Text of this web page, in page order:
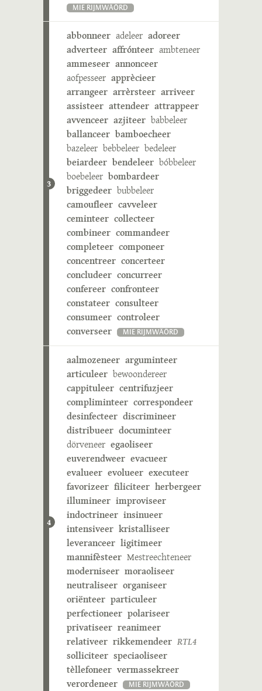
MIE RIJMWÄÖRD
3
abbonneer adeleer adoreer
adverteer affrónteer ambteneer
ammeseer annonceer
aofpesseer apprècieer
arrangeer arrèrsteer arriveer
assisteer attendeer attrappeer
avvenceer azjiteer babbeleer
ballanceer bamboecheer
bazeleer bebbeleer bedeleer
beiardeer bendeleer bóbbeleer
boebeleer bombardeer
briggedeer bubbeleer
camoufleer cavveleer
ceminteer collecteer
combineer commandeer
completeer componeer
concentreer concerteer
concludeer concurreer
confereer confronteer
constateer consulteer
consumeer controleer
converseer
MIE RIJMWÄÖRD
4
aalmozeneer arguminteer
articuleer bewoondereer
cappituleer centrifuzjeer
compliminteer correspondeer
desinfecteer discrimineer
distribueer documinteer
dörveneer egaoliseer
euverendweer evacueer
evalueer evolueer executeer
favorizeer filiciteer herbergeer
illumineer improviseer
indoctrineer insinueer
intensiveer kristalliseer
leveranceer ligitimeer
mannifèsteer Mestreechteneer
moderniseer moraoliseer
neutraliseer organiseer
oriënteer particuleer
perfectioneer polariseer
privatiseer reanimeer
relativeer rikkemendeer RTL4
solliciteer speciaoliseer
tèllefoneer vermassekreer
verordeneer
MIE RIJMWÄÖRD